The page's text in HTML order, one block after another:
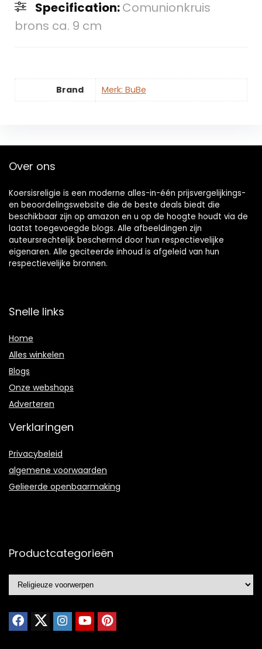
Specification:Comunionkruis
brons ca. 9 cm
Brand Merk: BuBe
Over ons
Koersisreligie is een moderne alles-in-één prijsvergelijkings-
en beoordelingswebsite die de beste deals biedt die
beschikbaar zijn op amazon en u op de hoogte houdt via de
laatst toegevoegde blogs. Alle afbeeldingen zijn
auteursrechtelijk beschermd door hun respectievelijke
eigenaren. Alle geciteerde inhoud is afgeleid van hun
respectievelijke bronnen.
Snelle links
Home
Alles winkelen
Blogs
Onze webshops
Adverteren
Verklaringen
Privacybeleid
algemene voorwaarden
Gelieerde openbaarmaking
Productcategorieën